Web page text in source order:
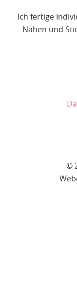
Ich fertige
Nähen und
©